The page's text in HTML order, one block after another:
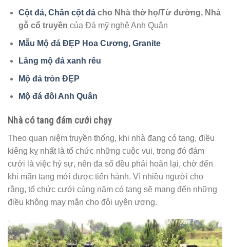
Cột đá, Chân cột đácho Nhà thờ họ/Từ đường, Nhà
gỗ cổ truyền của Đá mỹ nghệ Anh Quân
Mẫu Mộ đá ĐẸP Hoa Cương, Granite
Lăng mộ đá xanh rêu
Mộ đá tròn ĐẸP
Mộ đá đôi Anh Quân
Nhà có tang đám cưới chạy
Theo quan niệm truyền thống, khi nhà đang có tang, điều
kiêng kỵ nhất là tổ chức những cuộc vui, trong đó đám
cưới là việc hỷ sự, nên đa số đều phải hoãn lại, chờ đến
khi mãn tang mới được tiến hành. Vì nhiều người cho
rằng, tổ chức cưới cùng năm có tang sẽ mang đến những
điều không may mắn cho đôi uyên ương.